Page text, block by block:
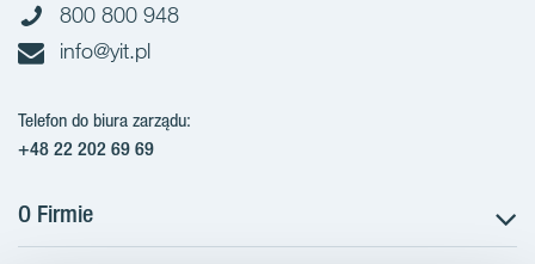
800 800 948
info@yit.pl
Telefon do biura zarządu:
+48 22 202 69 69
O Firmie